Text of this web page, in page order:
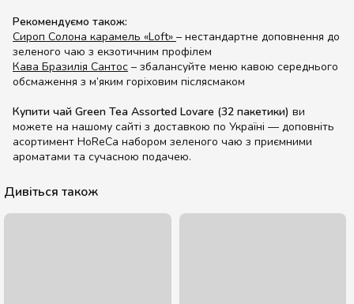
Рекомендуємо також:
Сироп Солона карамель «Loft» – нестандартне доповнення до
зеленого чаю з екзотичним профілем
Кава Бразилія Сантос – збалансуйте меню кавою середнього
обсмаження з м’яким горіховим післясмаком
Купити чай Green Tea Assorted Lovare (32 пакетики) ви
можете на нашому сайті з доставкою по Україні — доповніть
асортимент HoReCa набором зеленого чаю з приємними
ароматами та сучасною подачею.
Дивіться також